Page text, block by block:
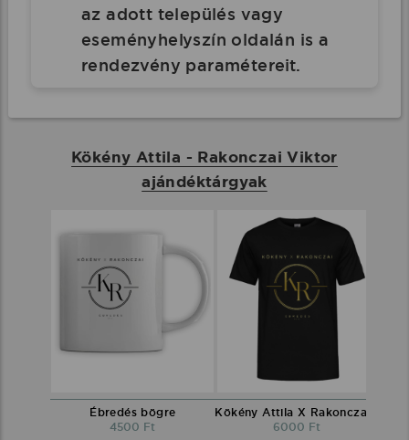
az adott település vagy
eseményhelyszín oldalán is a
rendezvény paramétereit.
Kökény Attila - Rakonczai Viktor
ajándéktárgyak
Ébredés bögre
4500 Ft
6000 Ft